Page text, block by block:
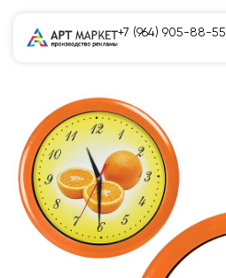
+7 (964) 905-88-55